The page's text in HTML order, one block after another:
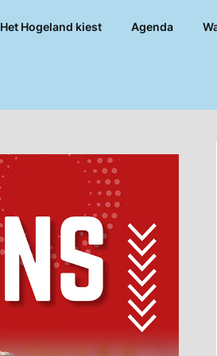
Het Hogeland kiest Agenda